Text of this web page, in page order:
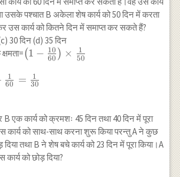
उसके पश्चात B अकेला शेष कार्य को 50 दिन में करता
उस कार्य को कितने दिन में समाप्त कर सकते हैं?
30 दिन (d) 35 दिन
\left(1-
{60}\right)
\times
\\ =\frac{5}
{6} \times
\frac{1}
{50}=\frac{1}
{60}
(1 − 60
10 ) × 50
1
60
1 = 30
1
एक कार्य को क्रमशः 45 दिन तथा 40 दिन में पूरा
को साथ-साथ करना शुरू किया परन्तु A ने कुछ
दिया तथा B ने शेष बचे कार्य को 23 दिन में पूरा किया।A
को छोड़ दिया?